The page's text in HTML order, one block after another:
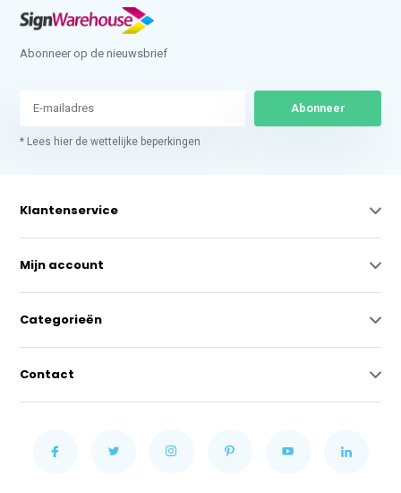
Abonneer op de nieuwsbrief
Abonneer
* Lees hier de wettelijke beperkingen
Klantenservice
Mijn account
Categorieën
Contact